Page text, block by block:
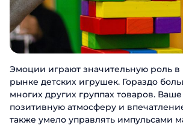
Эмоции играют значительную роль в
рынке детских игрушек. Гораздо
многих других группах товаров.
позитивную атмосферу и
также умело управлять импульсами